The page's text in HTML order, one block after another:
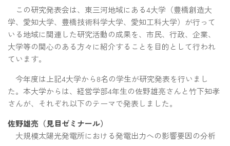
この研究発表会は、東三河地域にある4大学（豊橋創造大
学、愛知大学、豊橋技術科学大学、愛知工科大学）が行って
いる地域に関連した研究活動の成果を、市民、行政、企業、
大学等の関心のある方々に紹介することを目的として行われ
ています。
今年度は上記4大学から8名の学生が研究発表を行いまし
た。本大学からは、経営学部4年生の佐野雄亮さんと竹下知孝
さんが、それぞれ以下のテーマで発表しました。
佐野雄亮（見目ゼミナール）
大規模太陽光発電所における発電出力への影響要因の分析